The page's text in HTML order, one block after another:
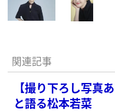
関連記事
【撮り下ろし写真
と語る松本若菜